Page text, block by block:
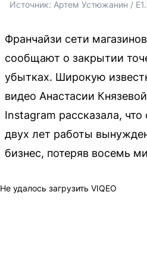
Источник: Артем Устюжанин /
Франчайзи сети
сообщают о закрытии
убытках. Широкую
видео Анастасии
Instagram рассказала,
двух лет работы
бизнес, потеряв восемь
Не удалось загрузить VIQEO